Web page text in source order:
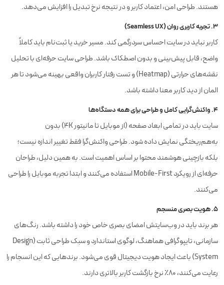
هستند. طراحی امن، اعتماد کاربر و در نتیجه نرخ تبدیل را افزایش می‌دهد.
۳. تجربه کاربری روان (Seamless UX)
کاربر نباید در سایت احساس سردرگمی کند. مسیر خرید یا ثبت‌نام باید کاملاً
واضح، قابل پیش‌بینی و بدون اصطکاک باشد. طراحی سایت حرفه‌ای با تحلیل
نقشه‌های حرارتی (Heatmap) و تست رفتار کاربران واقعی بهینه می‌شود تا هر
المان از دید کاربر معنا داشته باشد.
۴. واکنش‌گرایی کامل و طراحی برای همه دستگاه‌ها
سایت باید در تمامی ابعاد صفحه (از موبایل تا مانیتور 4K) بدون
به‌هم‌ریختگی نمایش داده شود. طراحی واکنش‌گرا فقط تغییر اندازه نیست؛
بلکه بازچینی هوشمند محتوا بر اساس اهمیت است. به همین دلیل، طراحان
حرفه‌ای از رویکرد Mobile-First استفاده می‌کنند و ابتدا تجربه موبایل را طراحی
می‌کنند.
۵. هویت بصری منسجم
هر برند باید در وب‌سایتش امضای بصری خاص خود را داشته باشد. رنگ‌های
سازمانی، تایپوگرافی هماهنگ، لوگوی استاندارد و سبک طراحی ثابت (Design
System) باعث ایجاد هویت دیجیتال قوی می‌شود. برندهایی که این انسجام را
رعایت می‌کنند، ۸۰٪ نرخ بازگشت کاربر بالاتری دارند.